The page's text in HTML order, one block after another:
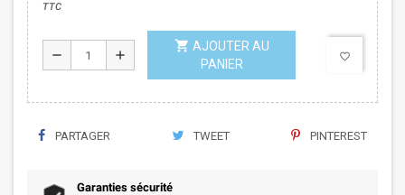
TTC
remove add
shopping_cart AJOUTER AU
PANIER
favorite_border
PARTAGER TWEET PINTEREST
Garanties sécurité